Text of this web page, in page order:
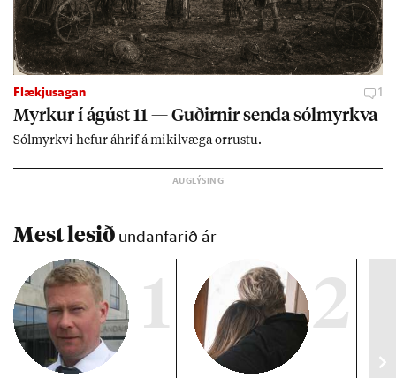
Flækjusagan 1
Myrk­ur í ág­úst 11 — Guð­irn­ir senda sól­myrkva
Sól­myrkvi hef­ur áhrif á mik­il­væga orr­ustu.
Mest lesið undanfarið ár
1 2